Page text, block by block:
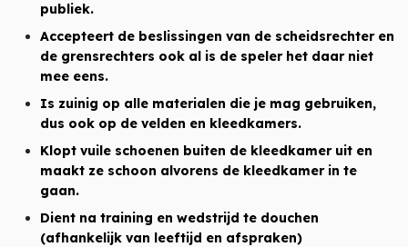
publiek.
Accepteert de beslissingen van de scheidsrechter en
de grensrechters ook al is de speler het daar niet
mee eens.
Is zuinig op alle materialen die je mag gebruiken,
dus ook op de velden en kleedkamers.
Klopt vuile schoenen buiten de kleedkamer uit en
maakt ze schoon alvorens de kleedkamer in te
gaan.
Dient na training en wedstrijd te douchen
(afhankelijk van leeftijd en afspraken)